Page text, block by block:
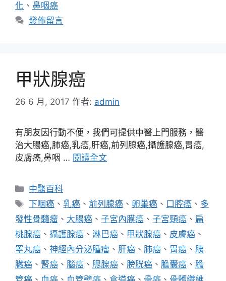
化 、 鼻咽癌
發佈留言
甲狀腺癌
26 6 月, 2017 作者: admin
有朋友因行動不便，我們可提供中醫上門服務，醫
治大腸癌,肺癌,乳癌,肝癌,前列腺癌,攝護腺癌,胃癌,
皮膚癌,鼻咽 … 閱讀全文
分
類
中醫百科
標
籤
下咽癌 、 乳癌 、前列腺癌 、 卵巢癌 、 口腔癌 、 多
發性骨髓瘤 、 大腸癌 、 子宮內膜癌 、 子宮頸癌 、 扁
桃腺癌 、 攝護腺癌 、 淋巴癌 、 甲狀腺癌 、 皮膚癌 、
睪丸癌 、 神經內分泌腫瘤 、 肝癌 、 肺癌 、 胃癌 、 胰
臟癌 、 腎癌 、 腦癌 、 腮腺癌 、 膀胱癌 、 膽囊癌 、 膽